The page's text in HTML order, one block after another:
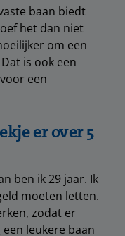
baan biedt
het dan niet
om een
is ook een
een
er over 5
ben ik 29 jaar. Ik
moeten letten.
zodat er
leukere baan